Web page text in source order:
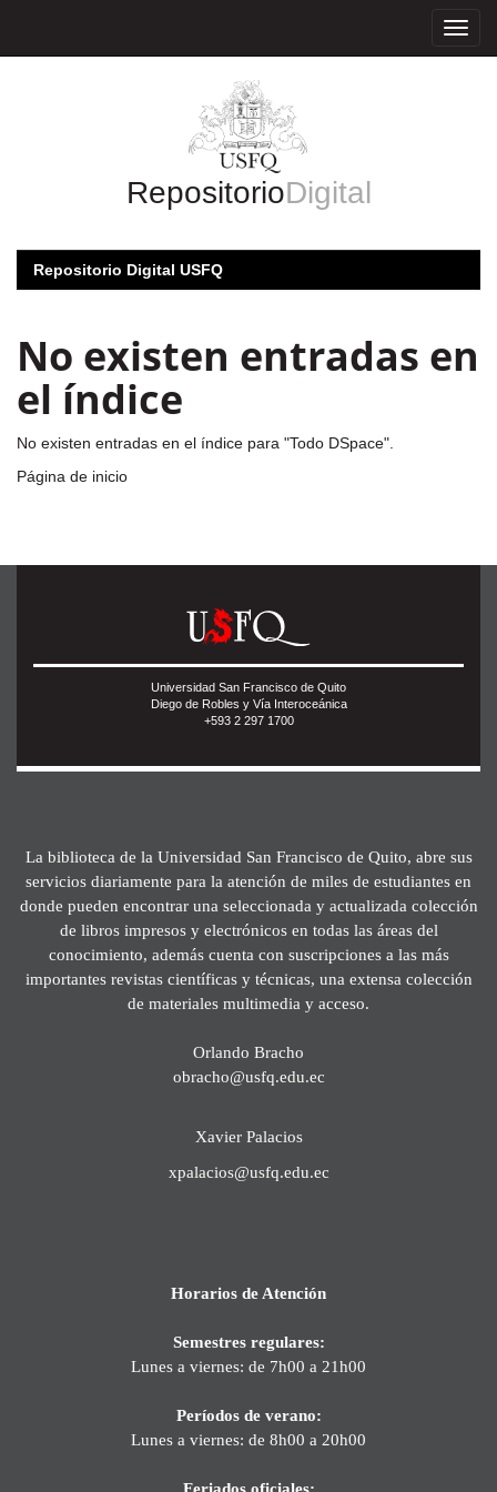
RepositorioDigital
Repositorio Digital USFQ
No existen entradas en
el índice
No existen entradas en el índice para "Todo DSpace".
Página de inicio
Universidad San Francisco de Quito
Diego de Robles y Vía Interoceánica
+593 2 297 1700
La biblioteca de la Universidad San Francisco de Quito, abre sus
servicios diariamente para la atención de miles de estudiantes en
donde pueden encontrar una seleccionada y actualizada colección
de libros impresos y electrónicos en todas las áreas del
conocimiento, además cuenta con suscripciones a las más
importantes revistas científicas y técnicas, una extensa colección
de materiales multimedia y acceso.
Orlando Bracho
obracho@usfq.edu.ec
Xavier Palacios
xpalacios@usfq.edu.ec
Horarios de Atención
Semestres regulares:
Lunes a viernes: de 7h00 a 21h00
Períodos de verano:
Lunes a viernes: de 8h00 a 20h00
Feriados oficiales: